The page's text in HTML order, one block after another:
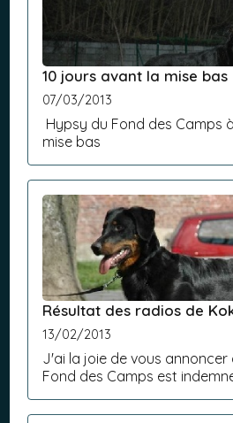
10 jours avant la mise bas
07/03/2013
Hypsy du Fond des Camps
mise bas
Résultat des radios de
13/02/2013
J'ai la joie de vous annoncer
Fond des Camps est
coudes 0/0. Kokaïne